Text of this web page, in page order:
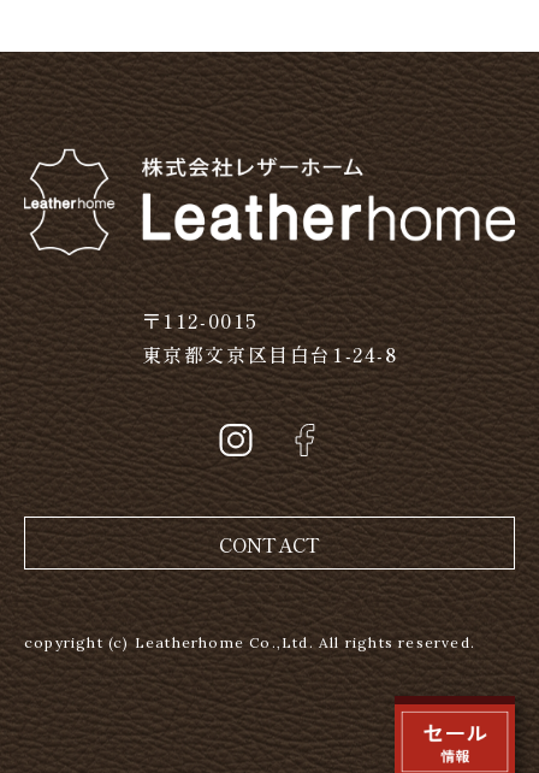
〒112-0015
東京都文京区目白台1-24-8
CONTACT
copyright (c) Leatherhome Co.,Ltd. All rights reserved.